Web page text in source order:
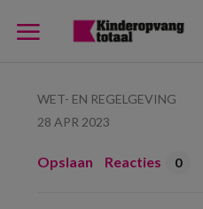
WET- EN REGELGEVING
28 APR 2023
Opslaan Reacties 0